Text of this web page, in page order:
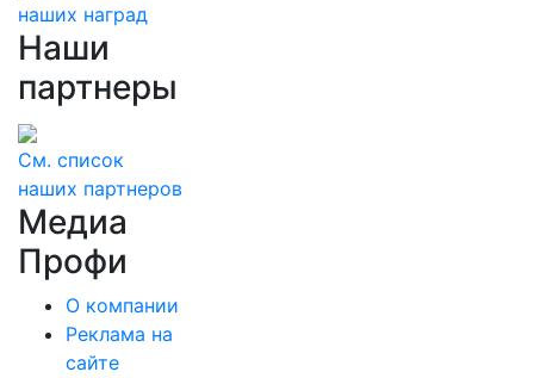
наших наград
Наши
партнеры
См. список
наших партнеров
Медиа
Профи
О компании
Реклама на
сайте